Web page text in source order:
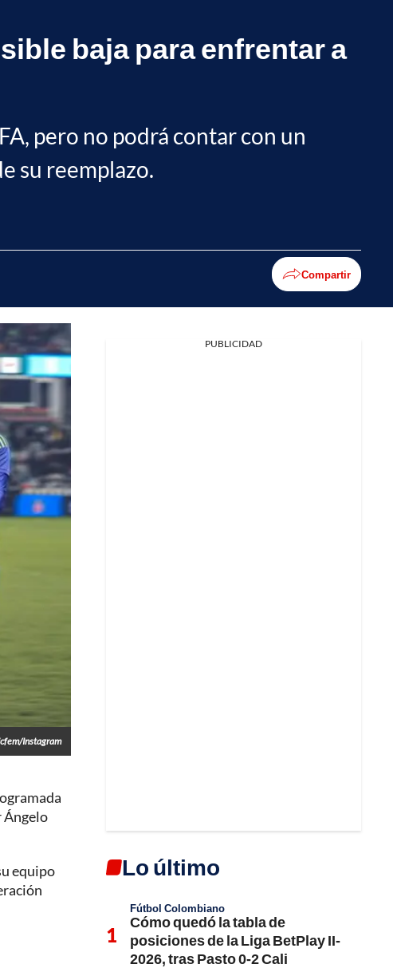
baja para enfrentar a
pero no podrá contar con un
su reemplazo.
Compartir
Instagram
Ángelo
equipo
PUBLICIDAD
Lo último
Fútbol Colombiano
Cómo quedó la tabla de
posiciones de la Liga BetPlay II-
2026, tras Pasto 0-2 Cali